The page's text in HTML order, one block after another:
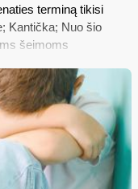
terminą tikisi
Kantička; Nuo šio
šeimoms